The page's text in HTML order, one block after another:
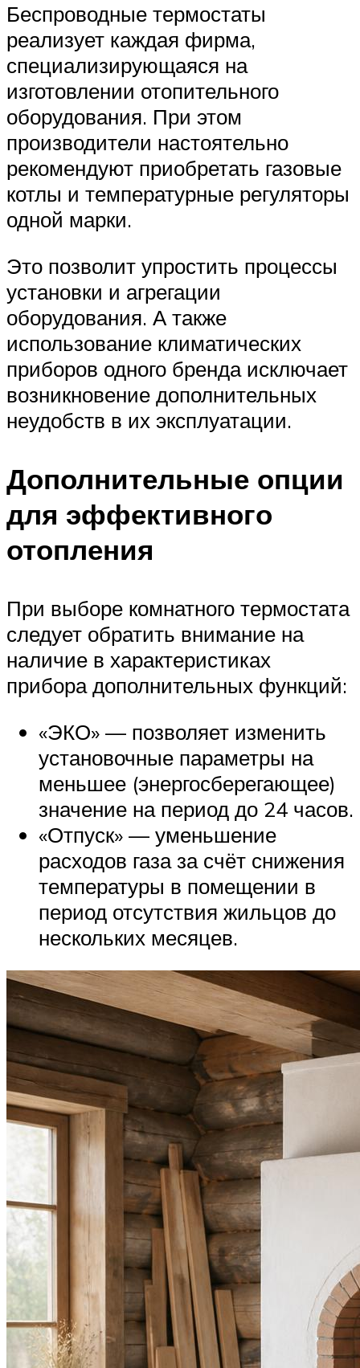
Беспроводные термостаты
реализует каждая фирма,
специализирующаяся на
изготовлении отопительного
оборудования. При этом
производители настоятельно
рекомендуют приобретать газовые
котлы и температурные регуляторы
одной марки.
Это позволит упростить процессы
установки и агрегации
оборудования. А также
использование климатических
приборов одного бренда исключает
возникновение дополнительных
неудобств в их эксплуатации.
Дополнительные опции
для эффективного
отопления
При выборе комнатного термостата
следует обратить внимание на
наличие в характеристиках
прибора дополнительных функций:
«ЭКО» — позволяет изменить
установочные параметры на
меньшее (энергосберегающее)
значение на период до 24 часов.
«Отпуск» — уменьшение
расходов газа за счёт снижения
температуры в помещении в
период отсутствия жильцов до
нескольких месяцев.